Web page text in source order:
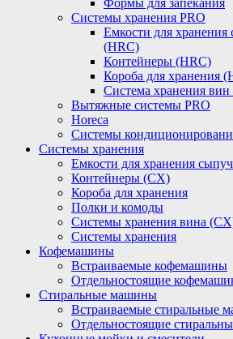
Формы для запекания
Системы хранения PRO
Емкости для хранения
(HRC)
Контейнеры (HRC)
Короба для хранения
Система хранения
Вытяжные системы PRO
Horeca
Системы
Системы хранения
Емкости для хранения
Контейнеры (СХ)
Короба для хранения
Полки и комоды
Системы хранения вина
Системы хранения
Кофемашины
Встраиваемые кофемашины
Отдельностоящие
Стиральные машины
Встраиваемые стиральные
Отдельностоящие